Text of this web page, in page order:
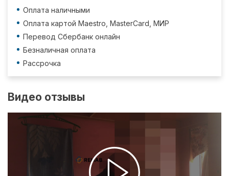
Оплата наличными
Оплата картой Maestro, MasterCard, МИР
Перевод Сбербанк онлайн
Безналичная оплата
Рассрочка
Видео отзывы